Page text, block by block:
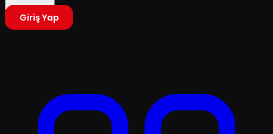
Giriş Yap